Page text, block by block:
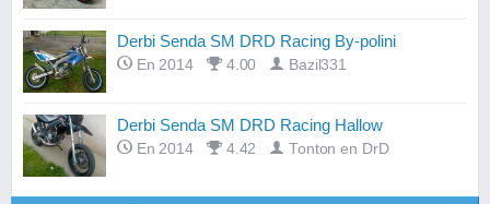
Derbi Senda SM DRD Racing By-polini
En 2014 4.00 Bazil331
Derbi Senda SM DRD Racing Hallow
En 2014 4.42 Tonton en DrD